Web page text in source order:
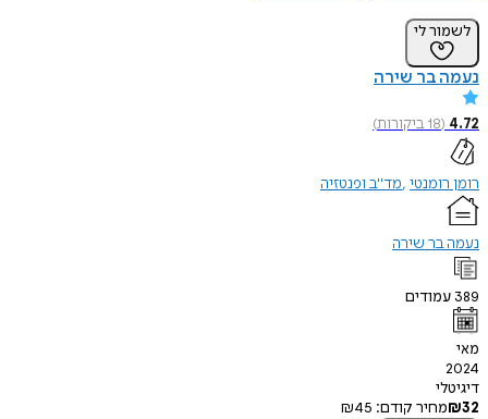
לשמור לי
נעמה בר שירה
4.72
(
18ביקורות)
רומן רומנטי מד"ב ופנטזיה
נעמה בר שירה
389 עמודים
מאי
2024
דיגיטלי
₪32 מחיר קודם: ₪45